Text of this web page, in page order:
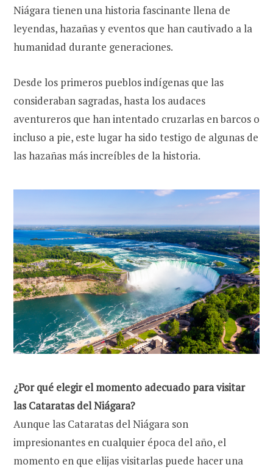
Niágara tienen una historia fascinante llena de
leyendas, hazañas y eventos que han cautivado a la
humanidad durante generaciones.
Desde los primeros pueblos indígenas que las
consideraban sagradas, hasta los audaces
aventureros que han intentado cruzarlas en barcos o
incluso a pie, este lugar ha sido testigo de algunas de
las hazañas más increíbles de la historia.
¿Por qué elegir el momento adecuado para visitar
las Cataratas del Niágara?
Aunque las Cataratas del Niágara son
impresionantes en cualquier época del año, el
momento en que elijas visitarlas puede hacer una